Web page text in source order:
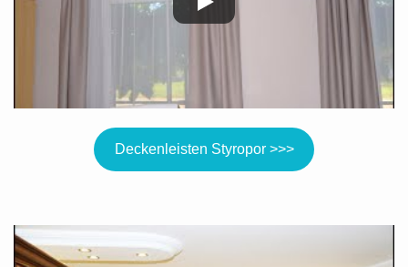
Deckenleisten Styropor >>>